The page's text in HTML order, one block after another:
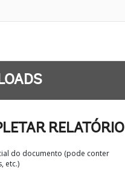
RELATÓRIO
do documento (pode conter
etc.)